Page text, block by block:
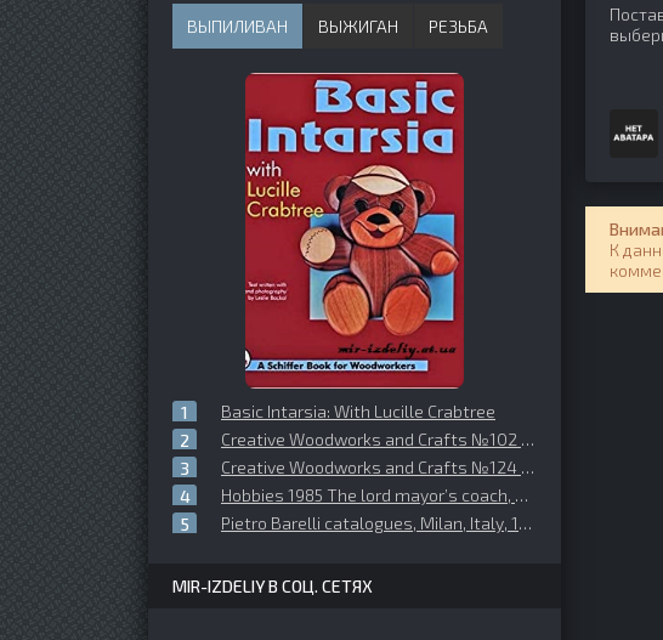
К
ВЫПИЛИВАН ВЫЖИГАН РЕЗЬБА
Basic Intarsia: With Lucille Crabtree
Creative Woodworks and Crafts №102 (2004-09)
Creative Woodworks and Crafts №124 (2007-04)
Hobbies 1985 The lord mayor’s coach, sheet 1
Pietro Barelli catalogues, Milan, Italy, 1906 2я часть
MIR-IZDELIY В СОЦ. СЕТЯХ